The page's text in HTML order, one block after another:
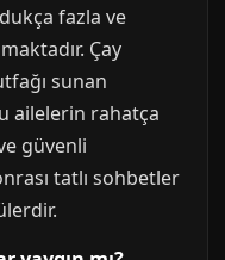
fazla ve
Çay
sunan
ailelerin rahatça
güvenli
tatlı sohbetler